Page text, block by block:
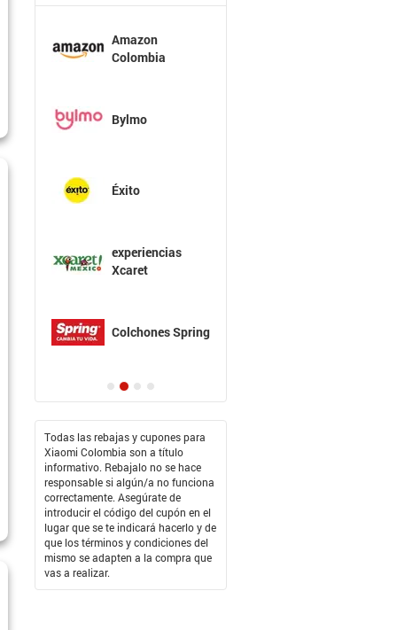
Amazon
Colombia
Bylmo
Éxito
experiencias
Xcaret
Colchones Spring
Todas las rebajas y cupones para
Xiaomi Colombia son a título
informativo. Rebajalo no se hace
responsable si algún/a no funciona
correctamente. Asegúrate de
introducir el código del cupón en el
lugar que se te indicará hacerlo y de
que los términos y condiciones del
mismo se adapten a la compra que
vas a realizar.